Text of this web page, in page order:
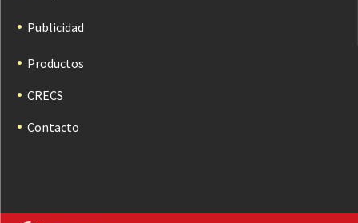
Publicidad
Productos
CRECS
Contacto